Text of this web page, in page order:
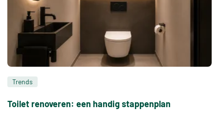
Trends
Toilet renoveren: een handig stappenplan